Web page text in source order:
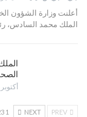
أعلنت وزارة الشؤون
الملك محمد السادس،
أكتوبر 31, 2025
NEXT
1 of 223